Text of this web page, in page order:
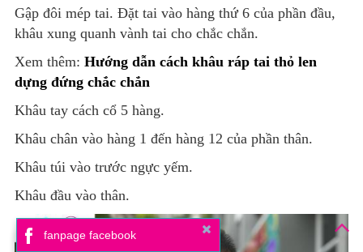
Gập đôi mép tai. Đặt tai vào hàng thứ 6 của phần đầu,
khâu xung quanh vành tai cho chắc chắn.
Xem thêm: Hướng dẫn cách khâu ráp tai thỏ len
dựng đứng chắc chắn
Khâu tay cách cổ 5 hàng.
Khâu chân vào hàng 1 đến hàng 12 của phần thân.
Khâu túi vào trước ngực yếm.
Khâu đầu vào thân.
fanpage facebook
Mở Khung